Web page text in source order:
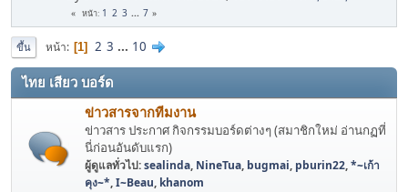
หน้า 1 2 3 ... 7
ขึ้น หน้า 1 2 3 ... 10
ไทย เสียว บอร์ด
ข่าวสารจากทีมงาน
ข่าวสาร ประกาศ กิจกรรมบอร์ดต่างๆ (สมาชิกใหม่ อ่านกฏที่
นี่ก่อนอันดับแรก)
ผู้ดูแลทั่วไป:sealinda, NineTua, bugmai, pburin22,*~เก้า
คุง~*,I~Beau, khanom